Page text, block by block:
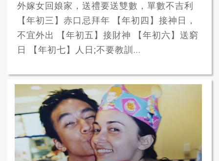
外嫁女回娘家，送禮要送雙數，單數不吉利
【年初三】赤口忌拜年 【年初四】接神日，
不宜外出 【年初五】接財神 【年初六】送窮
日 【年初七】人日;不要教訓...